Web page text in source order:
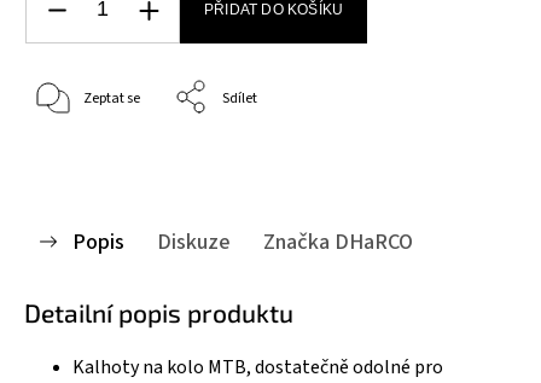
PŘIDAT DO KOŠÍKU
Zeptat se Sdílet
Popis Diskuze Značka DHaRCO
Detailní popis produktu
Kalhoty na kolo MTB, dostatečně odolné pro